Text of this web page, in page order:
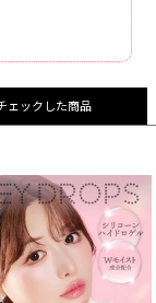
ェックした商品